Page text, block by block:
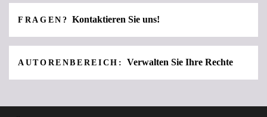
FRAGEN?Kontaktieren Sie uns!
AUTORENBEREICH:Verwalten Sie Ihre Rechte